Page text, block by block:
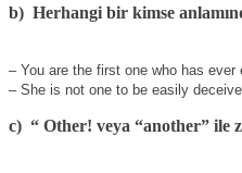
b) Herhangi bir kimse
– You are the first one who has ever
– She is not one to be easily
c) “ Other! veya “another” ile